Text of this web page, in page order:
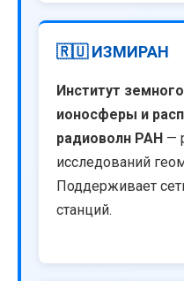
🇷🇺 ИЗМИРАН
Институт
ионосферы и
радиоволн РАН —
исследований
Поддерживает
станций.